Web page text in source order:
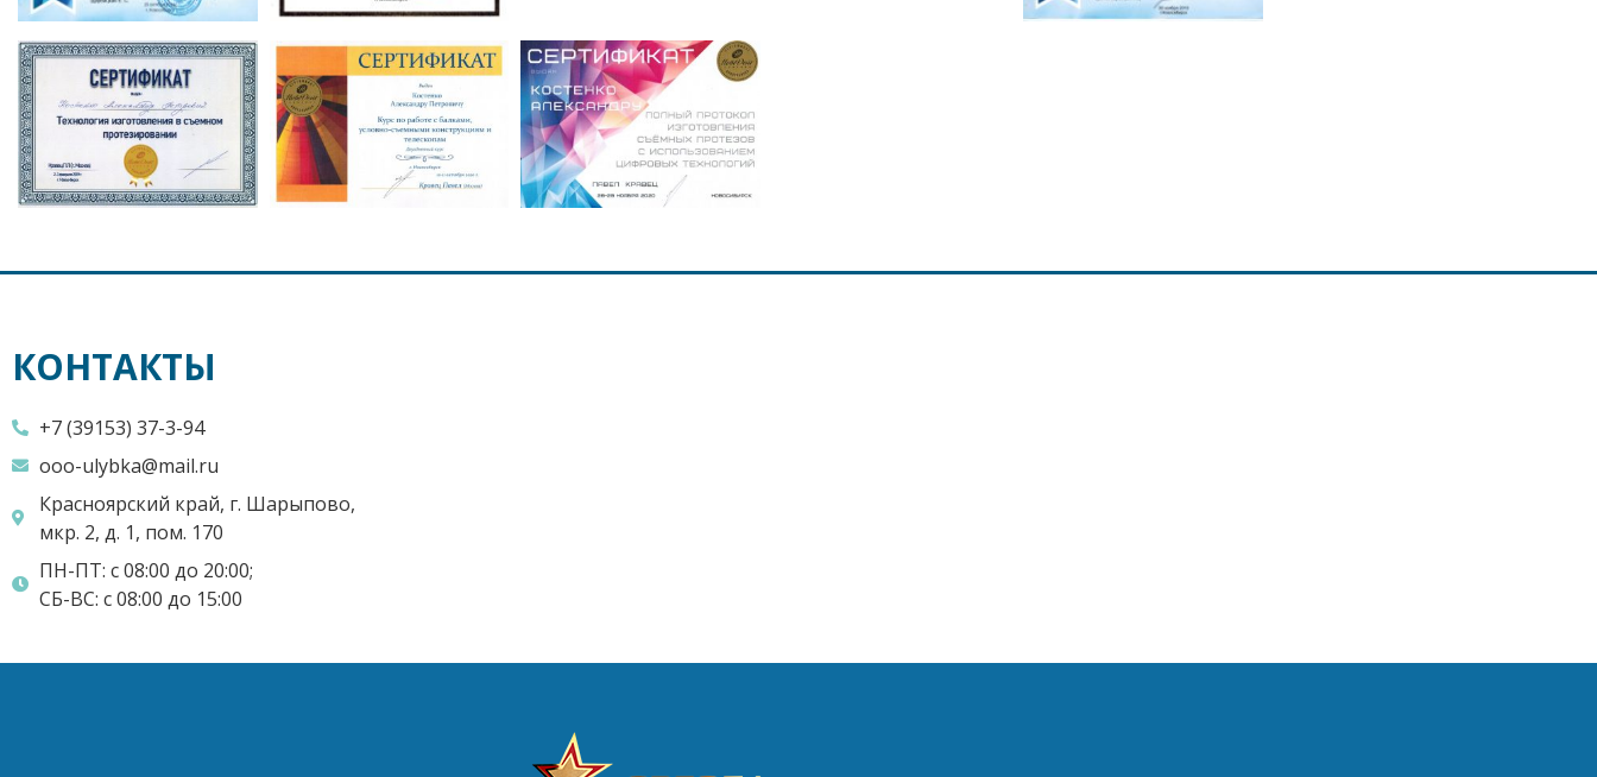
КОНТАКТЫ
+7 (39153) 37-3-94
ooo-ulybka@mail.ru
Красноярский край, г. Шарыпово,
мкр. 2, д. 1, пом. 170
ПН-ПТ: с 08:00 до 20:00;
СБ-ВС: с 08:00 до 15:00